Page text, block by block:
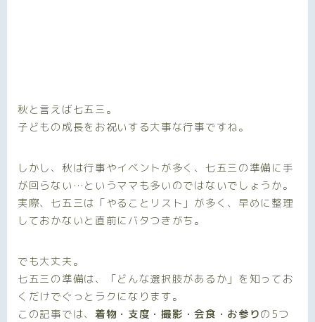
秋と言えば七五三。
子どもの成長をお祝いする大事な行事ですね。
しかし、秋は行事やイベントが多く、七五三の準備に手
が回らない…というママも多いのではないでしょうか。
実際、七五三は「やることリスト」が多く、早めに整理
しておかないと直前にバタつきがち。
でも大丈夫。
七五三の準備は、「どんな選択肢があるか」を知ってお
くだけでぐっとラクになります。
この記事では、 着物・支度・撮影・会食・お参りの5つ